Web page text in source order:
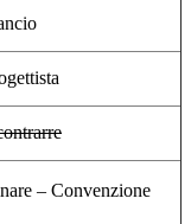
– Convenzione